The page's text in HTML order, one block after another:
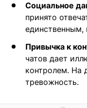
Социальное
принято
единственным,
Привычка к
чатов дает
контролем. На
тревожность.